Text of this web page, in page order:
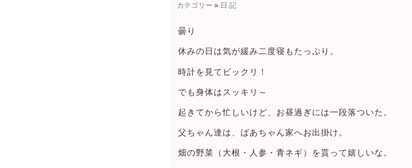
カテゴリー » 日 記
曇り
休みの日は気が緩み二度寝もたっぷり。
時計を見てビックリ！
でも身体はスッキリ～
起きてから忙しいけど、お昼過ぎには一段落ついた。
父ちゃん達は、ばあちゃん家へお出掛け。
畑の野菜（大根・人参・青ネギ）を貰って嬉しいな。